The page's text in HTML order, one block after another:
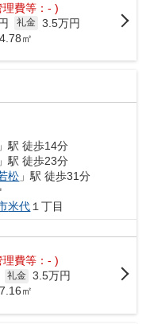
理費等：- )
礼金 3.5万円
㎡
」駅 徒歩14分
」駅 徒歩23分
松 」駅 徒歩31分
米代 １丁目
理費等：- )
礼金 3.5万円
㎡